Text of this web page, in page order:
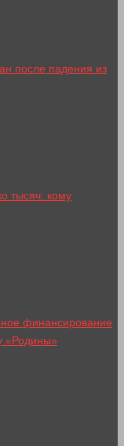
после падения из
тысяч: кому
финансирование
«Родины»